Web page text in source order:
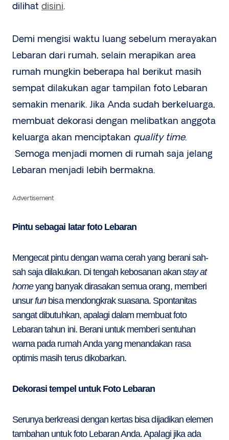
dilihat disini.
Demi mengisi waktu luang sebelum merayakan
Lebaran dari rumah, selain merapikan area
rumah mungkin beberapa hal berikut masih
sempat dilakukan agar tampilan foto Lebaran
semakin menarik. Jika Anda sudah berkeluarga,
membuat dekorasi dengan melibatkan anggota
keluarga akan menciptakan quality time.
Semoga menjadi momen di rumah saja jelang
Lebaran menjadi lebih bermakna.
Advertisement
Pintu sebagai latar foto Lebaran
Mengecat pintu dengan warna cerah yang berani sah-
sah saja dilakukan. Di tengah kebosanan akan stay at
homeyang banyak dirasakan semua orang, memberi
unsurfunbisa mendongkrak suasana. Spontanitas
sangat dibutuhkan, apalagi dalam membuat foto
Lebaran tahun ini. Berani untuk memberi sentuhan
warna pada rumah Anda yang menandakan rasa
optimis masih terus dikobarkan.
Dekorasi tempel untuk Foto Lebaran
Serunya berkreasi dengan kertas bisa dijadikan elemen
tambahan untuk foto Lebaran Anda. Apalagi jika ada